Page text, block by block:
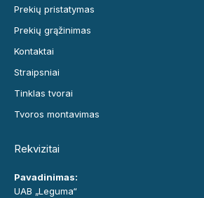
Prekių pristatymas
Prekių grąžinimas
Kontaktai
Straipsniai
Tinklas tvorai
Tvoros montavimas
Rekvizitai
Pavadinimas:
UAB „Leguma“